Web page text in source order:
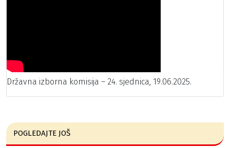
Državna izborna komisija – 24. sjednica, 19.06.2025.
POGLEDAJTE JOŠ